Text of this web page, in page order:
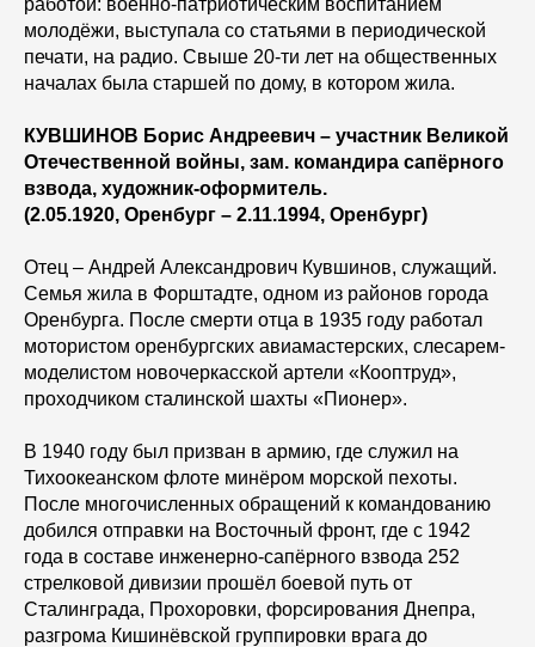
работой: военно-патриотическим воспитанием
молодёжи, выступала со статьями в периодической
печати, на радио. Свыше 20-ти лет на общественных
началах была старшей по дому, в котором жила.
КУВШИНОВ Борис Андреевич – участник Великой
Отечественной войны, зам. командира сапёрного
взвода, художник-оформитель.
(2.05.1920, Оренбург – 2.11.1994, Оренбург)
Отец – Андрей Александрович Кувшинов, служащий.
Семья жила в Форштадте, одном из районов города
Оренбурга. После смерти отца в 1935 году работал
мотористом оренбургских авиамастерских, слесарем-
моделистом новочеркасской артели «Кооптруд»,
проходчиком сталинской шахты «Пионер».
В 1940 году был призван в армию, где служил на
Тихоокеанском флоте минёром морской пехоты.
После многочисленных обращений к командованию
добился отправки на Восточный фронт, где с 1942
года в составе инженерно-сапёрного взвода 252
стрелковой дивизии прошёл боевой путь от
Сталинграда, Прохоровки, форсирования Днепра,
разгрома Кишинёвской группировки врага до